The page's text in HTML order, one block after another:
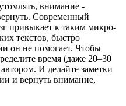
внимание -
Современный
привыкает к таким микро-
текстов, быстро
он не помогает. Чтобы
время (даже 20–30
И делайте заметки
и вернуть внимание,